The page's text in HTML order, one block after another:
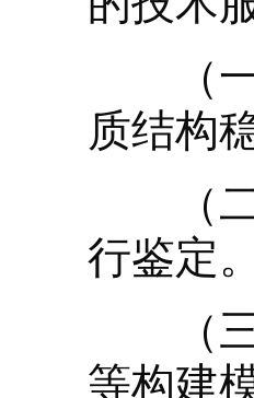
（一
质结构
（二
行鉴定。
（三
等构建